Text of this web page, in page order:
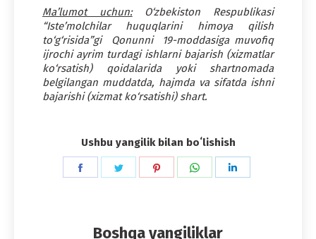
Ma’lumot uchun:O‘zbekiston Respublikasi
“Iste’molchilar huquqlarini himoya qilish
to‘g‘risida”gi Qonunni 19-moddasiga muvofiq
ijrochi ayrim turdagi ishlarni bajarish (xizmatlar
ko‘rsatish) qoidalarida yoki shartnomada
belgilangan muddatda, hajmda va sifatda ishni
bajarishi (xizmat ko‘rsatishi) shart.
Ushbu yangilik bilan boʻlishish
Share
Share
Share
Share
Boshqa yangiliklar